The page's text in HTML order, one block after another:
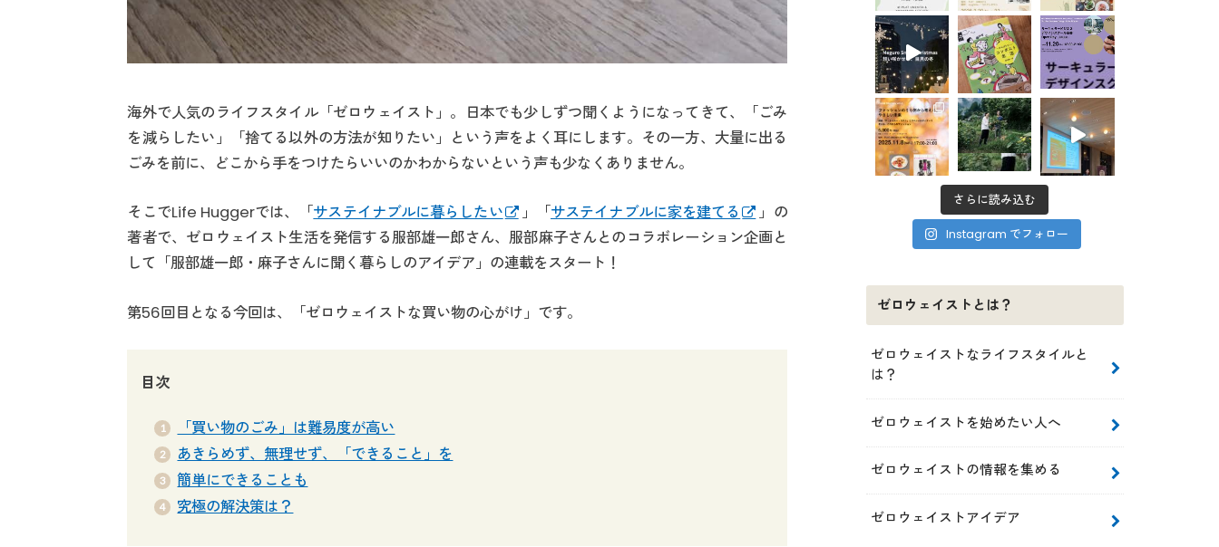
海外で人気のライフスタイル「ゼロウェイスト」。日本でも少しずつ聞くようになってきて、「ごみ
を減らしたい」「捨てる以外の方法が知りたい」という声をよく耳にします。その一方、大量に出る
ごみを前に、どこから手をつけたらいいのかわからないという声も少なくありません。
そこでLife Huggerでは、「サステイナブルに暮らしたい 」「サステイナブルに家を建てる
」の
著者で、ゼロウェイスト生活を発信する服部雄一郎さん、服部麻子さんとのコラボレーション企画と
して「服部雄一郎・麻子さんに聞く暮らしのアイデア」の連載をスタート！
第56回目となる今回は、「ゼロウェイストな買い物の心がけ」です。
目次
「買い物のごみ」は難易度が高い
あきらめず、無理せず、「できること」を
簡単にできることも
究極の解決策は？
さらに読み込む
Instagram でフォロー
ゼロウェイストとは？
ゼロウェイストなライフスタイルと
は？
ゼロウェイストを始めたい人へ
ゼロウェイストの情報を集める
ゼロウェイストアイデア